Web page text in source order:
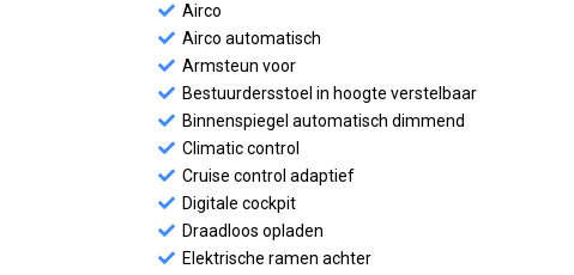
Airco
Airco automatisch
Armsteun voor
Bestuurdersstoel in hoogte verstelbaar
Binnenspiegel automatisch dimmend
Climatic control
Cruise control adaptief
Digitale cockpit
Draadloos opladen
Elektrische ramen achter